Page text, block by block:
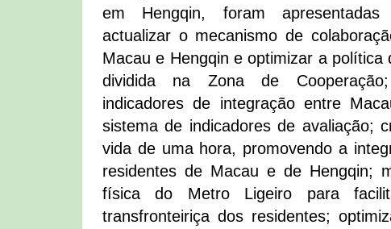
em Hengqin, foram apresentadas
actualizar o mecanismo de
Macau e Hengqin e optimizar a política
dividida na Zona de
indicadores de integração entre
sistema de indicadores de avaliação;
vida de uma hora, promovendo a
residentes de Macau e de Hengqin;
física do Metro Ligeiro para
transfronteiriça dos residentes;